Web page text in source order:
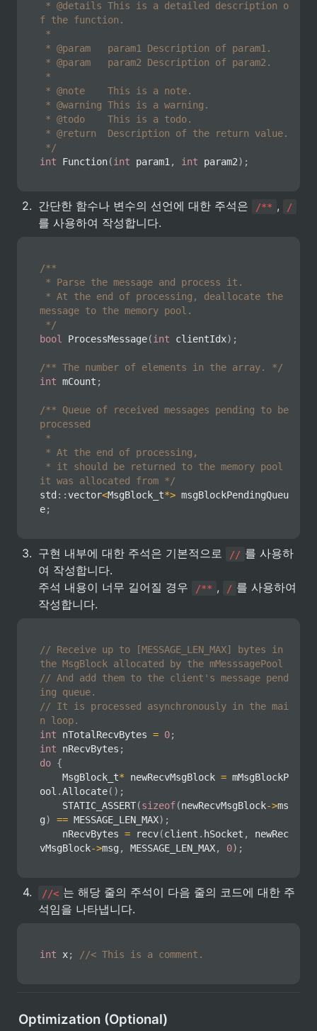
f the function.
*/
int
Function(int param1, int param2) ;
2. 간단한 함수나 변수의 선언에 대한 주석은 /** , /
를 사용하여 작성합니다.
/**
message to the memory pool.
*/
bool
ProcessMessage(int clientIdx) ;
/** The number of elements in the array. */
int mCount ;
/** Queue of received messages pending to be
processed
it was allocated from */
std ::vector<MsgBlock_t*> msgBlockPendingQueu
e;
3. 구현 내부에 대한 주석은 기본적으로 // 를 사용하
여 작성합니다.
주석 내용이 너무 길어질 경우
/** , / 를 사용하여
작성합니다.
// Receive up to [MESSAGE_LEN_MAX] bytes in
the MsgBlock allocated by the mMesssagePool
// And add them to the client's message pend
ing queue.
// It is processed asynchronously in the mai
n loop.
int nTotalRecvBytes = 0;
int nRecvBytes ;
do {
    MsgBlock_t
* newRecvMsgBlock = mMsgBlockP
ool .Allocate( ) ;
STATIC_ASSERT(sizeof(newRecvMsgBlock->ms
g) == MESSAGE_LEN_MAX) ;
    nRecvBytes
= recv(client . hSocket ,
newRec
vMsgBlock->msg , MESSAGE_LEN_MAX, 0) ;
4. //< 는 해당 줄의 주석이 다음 줄의 코드에 대한 주
석임을 나타냅니다.
int x; //< This is a comment.
Optimization (Optional)